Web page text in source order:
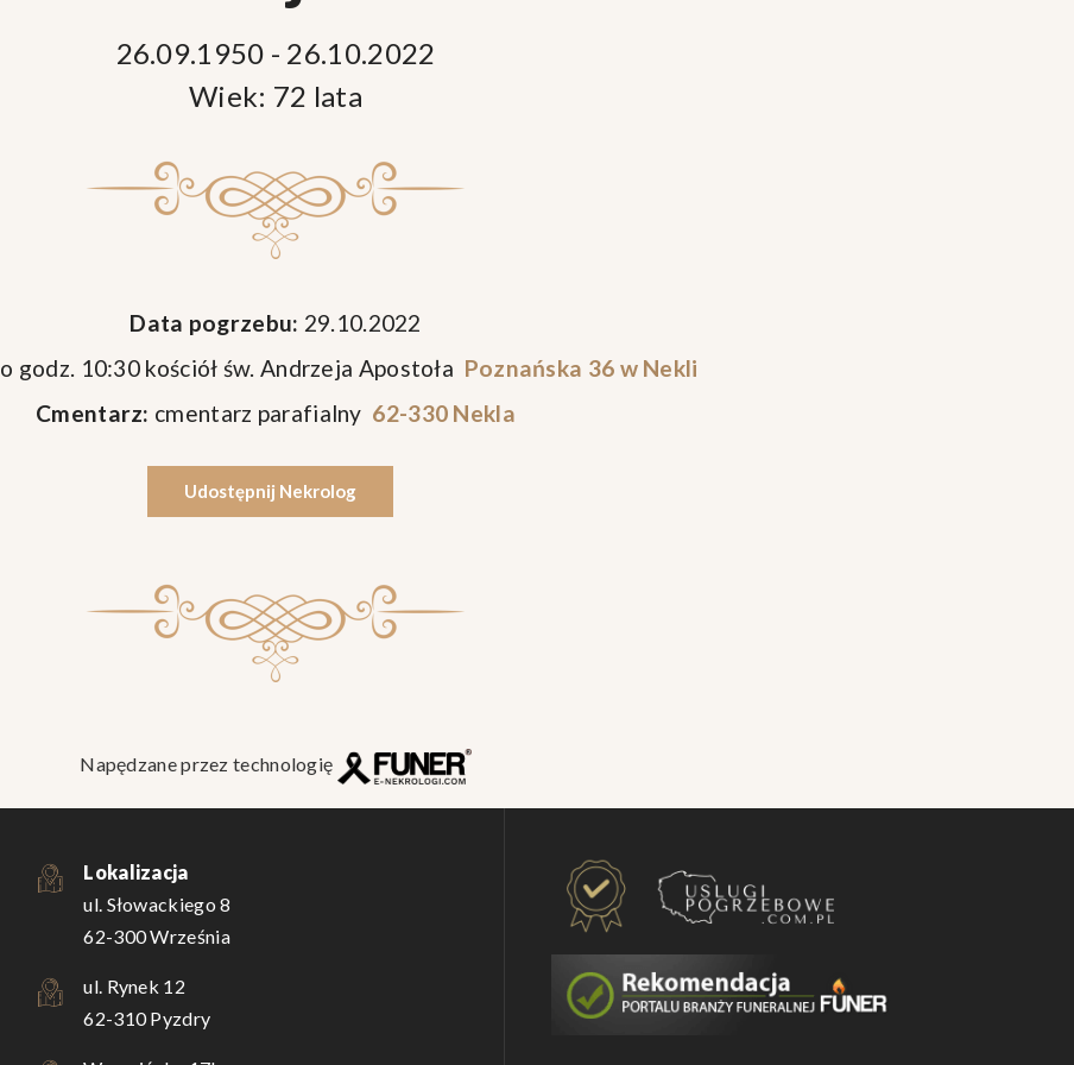
26.09.1950 - 26.10.2022
Wiek: 72 lata
Data pogrzebu: 29.10.2022
o godz. 10:30 kościół św. Andrzeja Apostoła Poznańska 36 w Nekli
Cmentarz: cmentarz parafialny 62-330 Nekla
Udostępnij Nekrolog
Napędzane przez technologię
Lokalizacja
ul. Słowackiego 8
62-300 Września
ul. Rynek 12
62-310 Pyzdry